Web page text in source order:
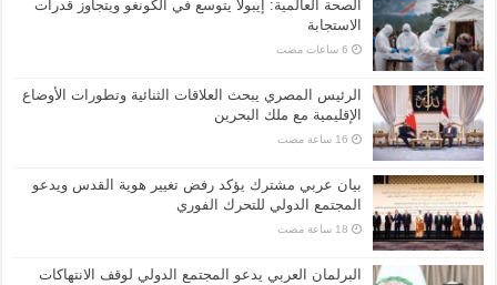
الصحة العالمية: إيبولا يتوسع في الكونغو ويتجاوز قدرات
الاستجابة
الرئيس المصري يبحث العلاقات الثنائية وتطورات الأوضاع
الإقليمية مع ملك البحرين
بيان عربي مشترك يؤكد رفض تغيير هوية القدس ويدعو
المجتمع الدولي للتحرك الفوري
البرلمان العربي يدعو المجتمع الدولي لوقف الانتهاكات